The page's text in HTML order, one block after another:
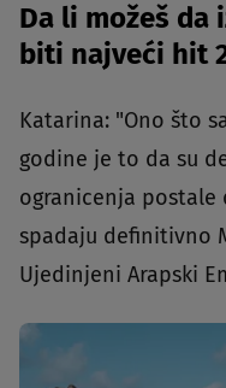
Da li možeš da
biti najveći hit
Katarina: "Ono što
godine je to da su
ogranicenja
spadaju definitivno
Ujedinjeni Arapski